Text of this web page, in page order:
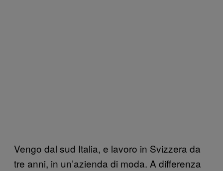
Vengo dal sud Italia, e lavoro in Svizzera da
tre anni, in un’azienda di moda. A differenza